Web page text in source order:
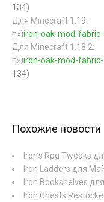
134)
Для Minecraft 1.19:
п»їiron-oak-mod-
Для Minecraft 1.18.2:
п»їiron-oak-mod-
134)
Похожие новости
Iron’s Rpg Tweaks
Iron Ladders для
Iron Bookshelves
Iron Chests